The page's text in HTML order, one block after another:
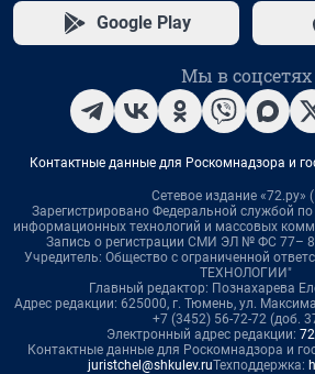
Google Play
Мы в соцсетях
Контактные данные для Роскомнадзора и
Сетевое издание «72.ру»
Зарегистрировано Федеральной службой по
информационных технологий и массовых
Запись о регистрации СМИ ЭЛ № ФС 77–
Учредитель: Общество с ограниченной
ТЕХНОЛОГИИ"
Главный редактор: Познахарева
Адрес редакции: 625000, г. Тюмень, ул.
+7 (3452) 56-72-72 (доб.
Электронный адрес редакции:
Контактные данные для Роскомнадзора и
juristchel@shkulev.ruТехподдержка: